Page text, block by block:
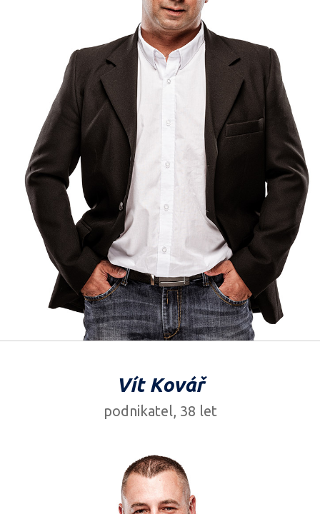
Vít Kovář
podnikatel, 38 let